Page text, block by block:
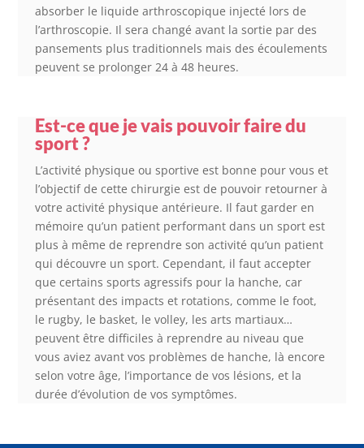
absorber le liquide arthroscopique injecté lors de
l’arthroscopie. Il sera changé avant la sortie par des
pansements plus traditionnels mais des écoulements
peuvent se prolonger 24 à 48 heures.
Est-ce que je vais pouvoir faire du
sport ?
L’activité physique ou sportive est bonne pour vous et
l’objectif de cette chirurgie est de pouvoir retourner à
votre activité physique antérieure. Il faut garder en
mémoire qu’un patient performant dans un sport est
plus à même de reprendre son activité qu’un patient
qui découvre un sport. Cependant, il faut accepter
que certains sports agressifs pour la hanche, car
présentant des impacts et rotations, comme le foot,
le rugby, le basket, le volley, les arts martiaux…
peuvent être difficiles à reprendre au niveau que
vous aviez avant vos problèmes de hanche, là encore
selon votre âge, l’importance de vos lésions, et la
durée d’évolution de vos symptômes.